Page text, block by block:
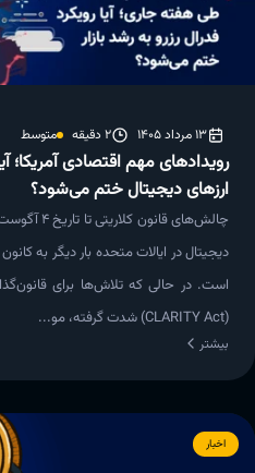
13 مرداد 1405 2 دقیقه متوسط
رویدادهای مهم اقتصادی آمریکا؛
ارزهای دیجیتال ختم می‌شود؟
چالش‌های
دیجیتال در ایالات متحده بار دیگر به
است. در حالی که تلاش‌ها برای
(CLARITY Act) شدت گرفته، مو...
بیشتر
اخبار